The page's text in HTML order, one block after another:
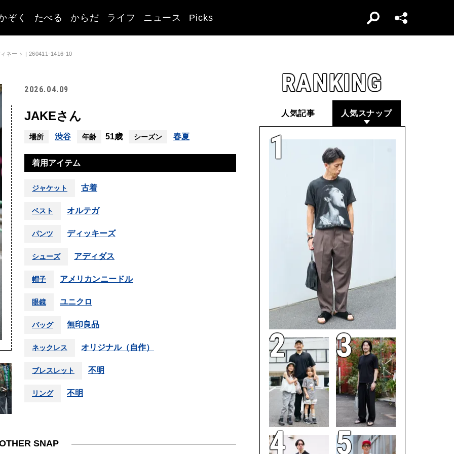
ぞく たべる からだ ライフ ニュース Picks
ネート | 260411-1416-10
2026.04.09
JAKEさん
場所 渋谷 年齢 51歳 シーズン 春夏
着用アイテム
ジャケット 古着
ベスト オルテガ
パンツ ディッキーズ
シューズ アディダス
帽子 アメリカンニードル
眼鏡 ユニクロ
バッグ 無印良品
ネックレス オリジナル（自作）
ブレスレット 不明
リング 不明
SNAP
RANKING
人気記事 人気スナップ